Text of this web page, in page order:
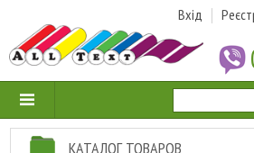
Вхід
КАТАЛОГ ТОВАРОВ